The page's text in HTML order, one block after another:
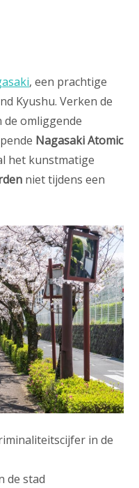
, een prachtige
Kyushu. Verken de
omliggende
Nagasaki Atomic
het kunstmatige
niet tijdens een
in de
de stad